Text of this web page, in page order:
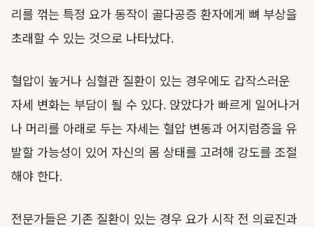
리를 꺾는 특정 요가 동작이 골다공증 환자에게 뼈 부상을
초래할 수 있는 것으로 나타났다.
혈압이 높거나 심혈관 질환이 있는 경우에도 갑작스러운
자세 변화는 부담이 될 수 있다. 앉았다가 빠르게 일어나거
나 머리를 아래로 두는 자세는 혈압 변동과 어지럼증을 유
발할 가능성이 있어 자신의 몸 상태를 고려해 강도를 조절
해야 한다.
전문가들은 기존 질환이 있는 경우 요가 시작 전 의료진과